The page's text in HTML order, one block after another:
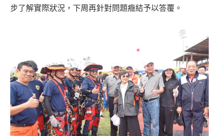
步了解實際狀況，下周再針對問題癥結予以答覆。